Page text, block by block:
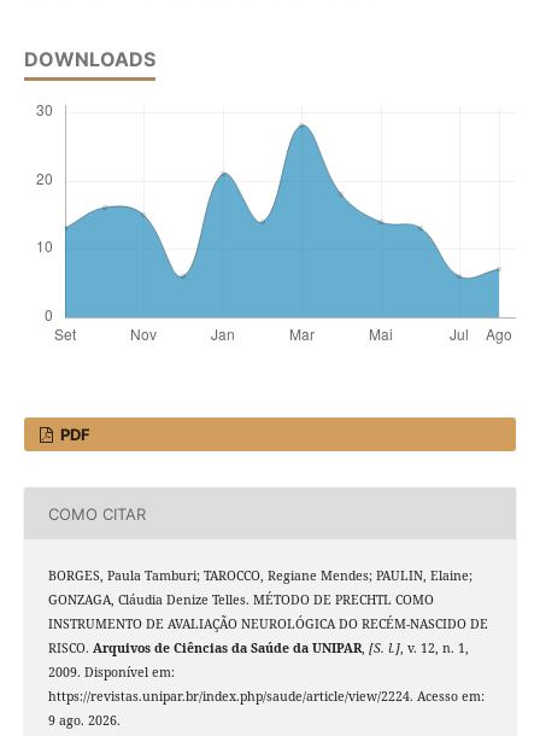
DOWNLOADS
PDF
COMO CITAR
BORGES, Paula Tamburi; TAROCCO, Regiane Mendes; PAULIN, Elaine;
GONZAGA, Cláudia Denize Telles. MÉTODO DE PRECHTL COMO
INSTRUMENTO DE AVALIAÇÃO NEUROLÓGICA DO RECÉM-NASCIDO DE
RISCO. Arquivos de Ciências da Saúde da UNIPAR, [S. l.], v. 12, n. 1,
2009. Disponível em:
https://revistas.unipar.br/index.php/saude/article/view/2224. Acesso em:
9 ago. 2026.